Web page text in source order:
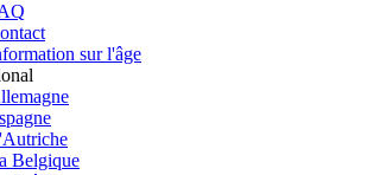
sur l'âge
Belgique